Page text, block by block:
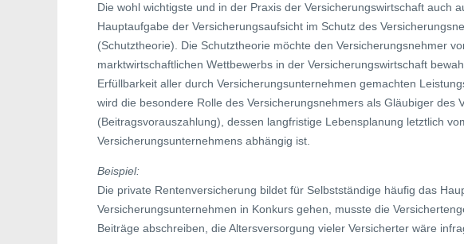
Die wohl wichtigste und in der Praxis der Versicherungswirtschaft auch
Hauptaufgabe der Versicherungsaufsicht im Schutz des
(Schutztheorie). Die Schutztheorie möchte den Versicherungsnehmer
marktwirtschaftlichen Wettbewerbs in der Versicherungswirtschaft
Erfüllbarkeit aller durch Versicherungsunternehmen gemachten
wird die besondere Rolle des Versicherungsnehmers als Gläubiger des
(Beitragsvorauszahlung), dessen langfristige Lebensplanung letztlich
Versicherungsunternehmens abhängig ist.
Beispiel:
Die private Rentenversicherung bildet für Selbstständige häufig das
Versicherungsunternehmen in Konkurs gehen, musste die
Beiträge abschreiben, die Altersversorgung vieler Versicherter wäre